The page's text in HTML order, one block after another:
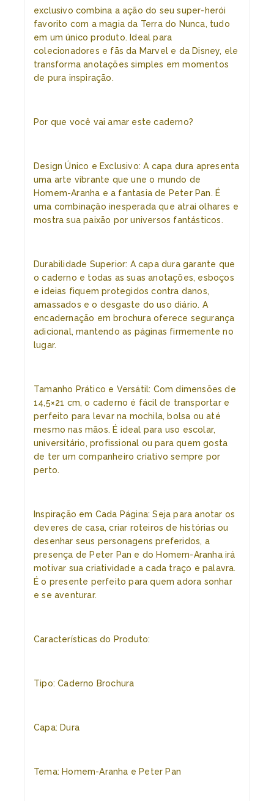
exclusivo combina a ação do seu super-herói
favorito com a magia da Terra do Nunca, tudo
em um único produto. Ideal para
colecionadores e fãs da Marvel e da Disney, ele
transforma anotações simples em momentos
de pura inspiração.
Por que você vai amar este caderno?
Design Único e Exclusivo: A capa dura apresenta
uma arte vibrante que une o mundo de
Homem-Aranha e a fantasia de Peter Pan. É
uma combinação inesperada que atrai olhares e
mostra sua paixão por universos fantásticos.
Durabilidade Superior: A capa dura garante que
o caderno e todas as suas anotações, esboços
e ideias fiquem protegidos contra danos,
amassados e o desgaste do uso diário. A
encadernação em brochura oferece segurança
adicional, mantendo as páginas firmemente no
lugar.
Tamanho Prático e Versátil: Com dimensões de
14,5×21 cm, o caderno é fácil de transportar e
perfeito para levar na mochila, bolsa ou até
mesmo nas mãos. É ideal para uso escolar,
universitário, profissional ou para quem gosta
de ter um companheiro criativo sempre por
perto.
Inspiração em Cada Página: Seja para anotar os
deveres de casa, criar roteiros de histórias ou
desenhar seus personagens preferidos, a
presença de Peter Pan e do Homem-Aranha irá
motivar sua criatividade a cada traço e palavra.
É o presente perfeito para quem adora sonhar
e se aventurar.
Características do Produto:
Tipo: Caderno Brochura
Capa: Dura
Tema: Homem-Aranha e Peter Pan